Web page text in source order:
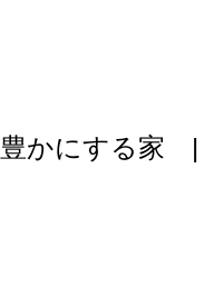
かにする家 |